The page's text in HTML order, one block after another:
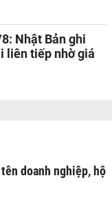
Nhật Bản ghi
liên tiếp nhờ giá
doanh nghiệp, hộ